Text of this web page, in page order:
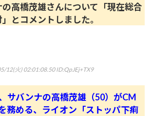
高橋茂雄さんについて「現在総合
とコメントしました。
12(火) 02:01:08.50ID:QpJEj+TX9
サバンナの高橋茂雄（50）がCM
務める、ライオン「ストッパ下痢